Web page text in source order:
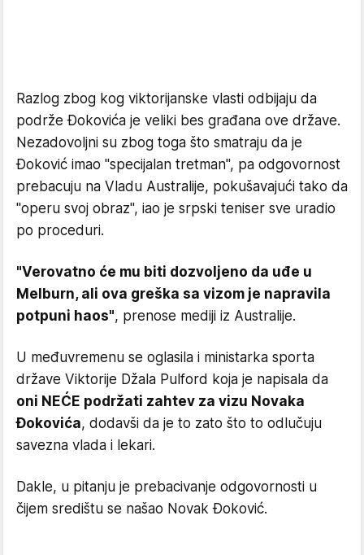
Razlog zbog kog viktorijanske vlasti odbijaju da
podrže Đokovića je veliki bes građana ove države.
Nezadovoljni su zbog toga što smatraju da je
Đoković imao "specijalan tretman", pa odgovornost
prebacuju na Vladu Australije, pokušavajući tako da
"operu svoj obraz", iao je srpski teniser sve uradio
po proceduri.
"Verovatno će mu biti dozvoljeno da uđe u
Melburn, ali ova greška sa vizom je napravila
potpuni haos", prenose mediji iz Australije.
U međuvremenu se oglasila i ministarka sporta
države Viktorije Džala Pulford koja je napisala da
oni NEĆE podržati zahtev za vizu Novaka
Đokovića, dodavši da je to zato što to odlučuju
savezna vlada i lekari.
Dakle, u pitanju je prebacivanje odgovornosti u
čijem središtu se našao Novak Đoković.